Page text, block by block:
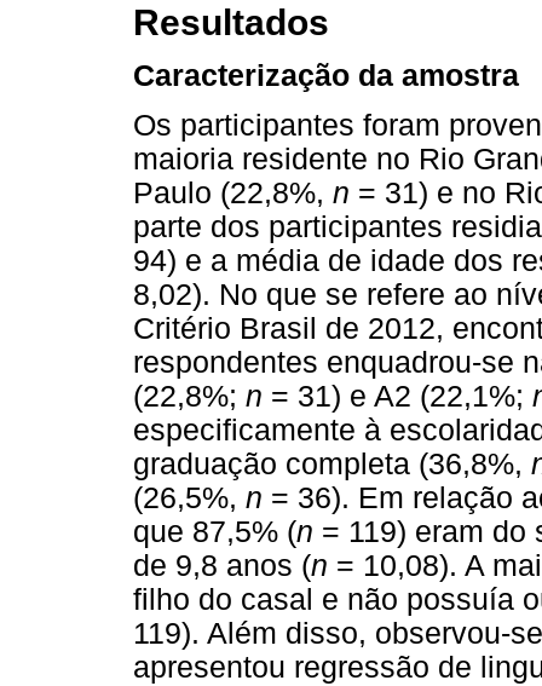
Resultados
Caracterização da amostra
Os participantes foram
maioria residente no Rio
Paulo (22,8%, n = 31) e no
parte dos participantes
94) e a média de idade dos
8,02). No que se refere ao
Critério Brasil de 2012,
respondentes enquadrou-se
(22,8%; n = 31) e A2 (22,1%;
especificamente à
graduação completa (36,8%,
(26,5%, n = 36). Em relação
que 87,5% (n = 119) eram do
de 9,8 anos (n = 10,08). A
filho do casal e não possuía
119). Além disso, observou-
apresentou regressão de